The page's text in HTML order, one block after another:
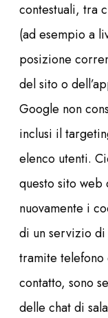
contestuali, tra
(ad esempio a
posizione
del sito o
Google non
inclusi il
elenco utenti.
questo sito
nuovamente i
di un servizio di
tramite
contatto, sono
delle chat di